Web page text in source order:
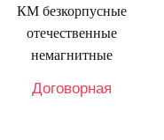
КМ безкорпусные
отечественные
немагнитные
Договорная